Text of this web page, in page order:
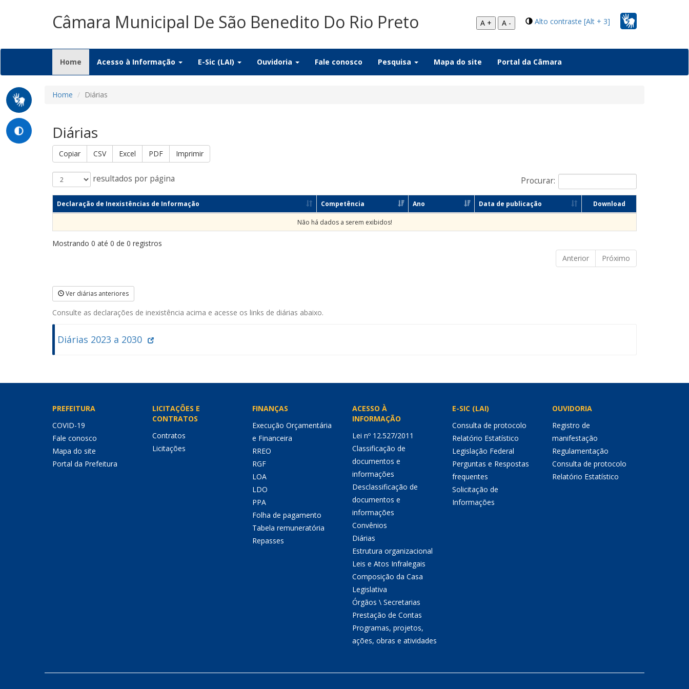
Câmara Municipal De São Benedito Do Rio Preto Alto contraste [Alt + 3]
A + A -
Home (current)
Acesso à Informação E-Sic (LAI) Ouvidoria Fale conosco Pesquisa Mapa do site Portal da Câmara
Home Diárias
Diárias
Copiar CSV Excel PDF Imprimir
resultados por página Procurar:
Declaração de Inexistências de Informação Competência Ano Data de publicação Download
Não há dados a serem exibidos!
Mostrando 0 até 0 de 0 registros
Anterior
Próximo
Ver diárias anteriores
Consulte as declarações de inexistência acima e acesse os links de diárias abaixo.
Diárias 2023 a 2030
PREFEITURA
COVID-19
Fale conosco
Mapa do site
Portal da Prefeitura
LICITAÇÕES E
CONTRATOS
Contratos
Licitações
FINANÇAS
Execução Orçamentária
e Financeira
RREO
RGF
LOA
LDO
PPA
Folha de pagamento
Tabela remuneratória
Repasses
ACESSO À
INFORMAÇÃO
Lei nº 12.527/2011
Classificação de
documentos e
informações
Desclassificação de
documentos e
informações
Convênios
Diárias
Estrutura organizacional
Leis e Atos Infralegais
Composição da Casa
Legislativa
Órgãos \ Secretarias
Prestação de Contas
Programas, projetos,
ações, obras e atividades
E-SIC (LAI)
Consulta de protocolo
Relatório Estatístico
Legislação Federal
Perguntas e Respostas
frequentes
Solicitação de
Informações
OUVIDORIA
Registro de
manifestação
Regulamentação
Consulta de protocolo
Relatório Estatístico